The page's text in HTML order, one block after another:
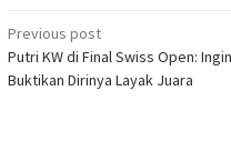
Post
navigation
Previous post
Putri KW di Final Swiss Open: Ingin
Buktikan Dirinya Layak Juara